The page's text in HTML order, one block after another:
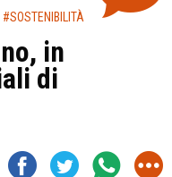
#SOSTENIBILITÀ
in
di